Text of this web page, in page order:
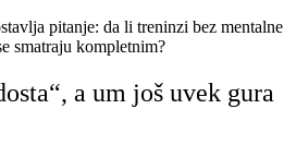
pitanje: da li treninzi bez mentalne
smatraju kompletnim?
a um još uvek gura